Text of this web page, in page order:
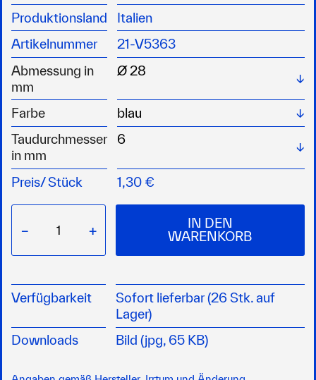
Produktionsland
Italien
Artikelnummer
21-V5363
Abmessung in
mm
Farbe
Taudurchmesser
in mm
Preis/Stück 1,30 €
− +
IN DEN
WARENKORB
Verfügbarkeit
Sofort lieferbar (26 Stk. auf
Lager)
Downloads
Bild (jpg, 65 KB)